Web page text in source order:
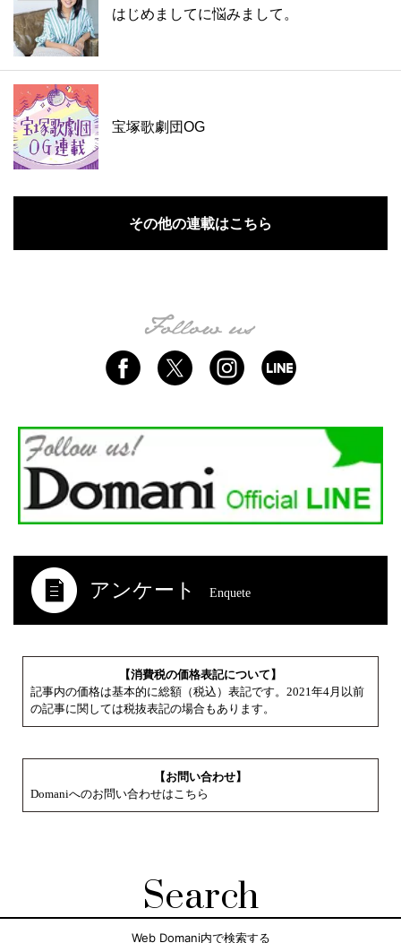
はじめましてに悩みまして。
宝塚歌劇団OG
その他の連載はこちら
アンケート Enquete
【消費税の価格表記について】
記事内の価格は基本的に総額（税込）表記です。2021年4月以前
の記事に関しては税抜表記の場合もあります。
【お問い合わせ】
Domaniへのお問い合わせはこちら
Search
Web Domani内で検索する